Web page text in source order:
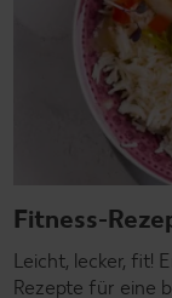
Fitness-
Leicht, lecker, fit!
Rezepte für eine